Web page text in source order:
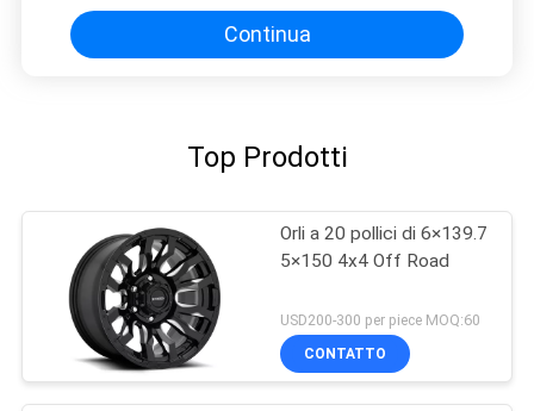
Continua
Top Prodotti
Orli a 20 pollici di 6×139.7
5×150 4x4 Off Road
USD200-300 per piece MOQ:60
CONTATTO